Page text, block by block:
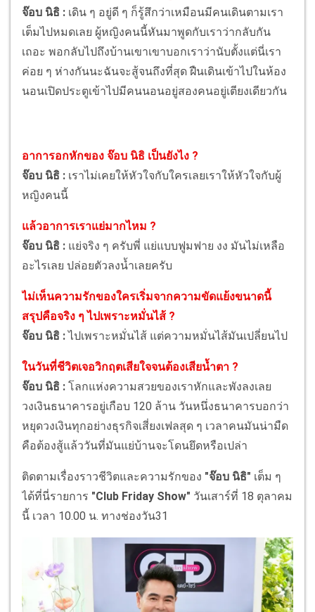
จ๊อบ นิธิ : เดิน ๆ อยู่ดี ๆ ก็รู้สึกว่าเหมือนมีคนเดินตามเรา
เต็มไปหมดเลย ผู้หญิงคนนี้หันมาพูดกับเราว่ากลับกัน
เถอะ พอกลับไปถึงบ้านเขาเขาบอกเราว่านับตั้งแต่นี่เรา
ค่อย ๆ ห่างกันนะฉันจะสู้จนถึงที่สุด ฝืนเดินเข้าไปในห้อง
นอนเปิดประตูเข้าไปมีคนนอนอยู่สองคนอยู่เตียงเดียวกัน
อาการอกหักของ จ๊อบ นิธิ เป็นยังไง ?
จ๊อบ นิธิ : เราไม่เคยให้หัวใจกับใครเลยเราให้หัวใจกับผู้
หญิงคนนี้
แล้วอาการเราแย่มากไหม ?
จ๊อบ นิธิ : แย่จริง ๆ ครับพี่ แย่แบบฟูมฟาย งง มันไม่เหลือ
อะไรเลย ปล่อยตัวลงน้ำเลยครับ
ไม่เห็นความรักของใครเริ่มจากความขัดแย้งขนาดนี้
สรุปคือจริง ๆ ไปเพราะหมั่นไส้ ?
จ๊อบ นิธิ :ไปเพราะหมั่นไส้ แต่ความหมั่นไส้มันเปลี่ยนไป
ในวันที่ชีวิตเจอวิกฤตเสียใจจนต้องเสียน้ำตา ?
จ๊อบ นิธิ : โลกแห่งความสวยของเราหักและพังลงเลย
วงเงินธนาคารอยู่เกือบ 120 ล้าน วันหนึ่งธนาคารบอกว่า
หยุดวงเงินทุกอย่างธุรกิจเสี่ยงเฟลสุด ๆ เวลาคนมันน่ามืด
คือต้องสู้แล้ววันที่มันแย่บ้านจะโดนยึดหรือเปล่า
ติดตามเรื่องราวชีวิตและความรักของ "จ๊อบ นิธิ" เต็ม ๆ
ได้ที่นี่รายการ "Club Friday Show" วันเสาร์ที่ 18 ตุลาคม
นี้ เวลา 10.00 น. ทางช่องวัน31